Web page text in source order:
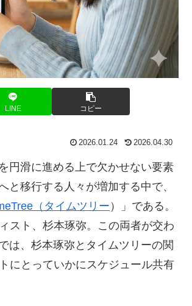
LINE コピー
2026.01.24 2026.04.30
円滑に進める上で欠かせない要素
移行する人々が増加する中で、
（タイムツリー ）」である。
スト、杉本琢弥。この両者が交わ
は、杉本琢弥とタイムツリーの関
にとっていかにスケジュール共有